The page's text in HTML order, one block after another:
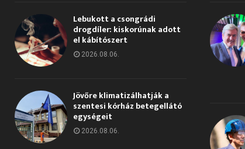
Lebukott a csongrádi
drogdíler: kiskorúnak adott
el kábítószert
2026.08.06.
Jövőre klimatizálhatják a
szentesi kórház betegellátó
egységeit
2026.08.06.